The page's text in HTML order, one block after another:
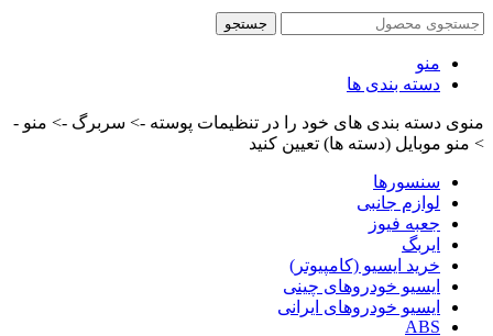
جستجو
منو
دسته بندی ها
منوی دسته بندی های خود را در تنظیمات پوسته -> سربرگ -> منو -
> منو موبایل (دسته ها) تعیین کنید
سنسورها
لوازم جانبی
جعبه فیوز
ایربگ
خرید ایسیو (کامپیوتر)
ایسیو خودروهای چینی
ایسیو خودروهای ایرانی
ABS